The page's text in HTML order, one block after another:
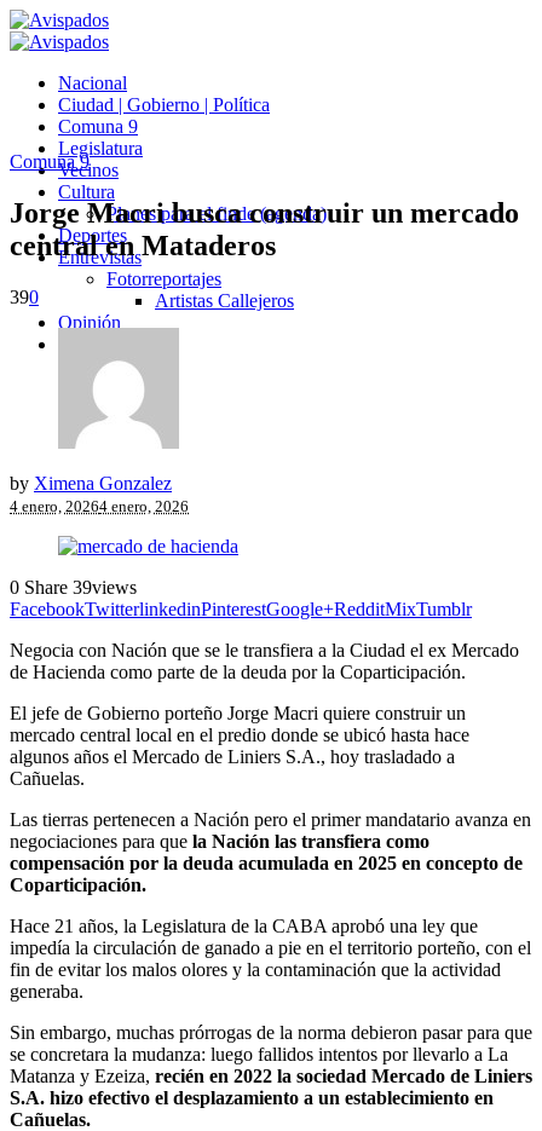
Nacional
Ciudad | Gobierno | Política
Comuna 9
Legislatura
Vecinos
Cultura
Planes para el finde (agenda)
Deportes
Entrevistas
Fotorreportajes
Artistas Callejeros
Opinión
Comuna 9
Jorge Macri busca construir un mercado
central en Mataderos
390
by Ximena Gonzalez
4 enero, 20264 enero, 2026
0 Share 39views
FacebookTwitterlinkedinPinterestGoogle+RedditMixTumblr
Negocia con Nación que se le transfiera a la Ciudad el ex Mercado
de Hacienda como parte de la deuda por la Coparticipación.
El jefe de Gobierno porteño Jorge Macri quiere construir un
mercado central local en el predio donde se ubicó hasta hace
algunos años el Mercado de Liniers S.A., hoy trasladado a
Cañuelas.
Las tierras pertenecen a Nación pero el primer mandatario avanza en
negociaciones para que la Nación las transfiera como
compensación por la deuda acumulada en 2025 en concepto de
Coparticipación.
Hace 21 años, la Legislatura de la CABA aprobó una ley que
impedía la circulación de ganado a pie en el territorio porteño, con el
fin de evitar los malos olores y la contaminación que la actividad
generaba.
Sin embargo, muchas prórrogas de la norma debieron pasar para que
se concretara la mudanza: luego fallidos intentos por llevarlo a La
Matanza y Ezeiza, recién en 2022 la sociedad Mercado de Liniers
S.A. hizo efectivo el desplazamiento a un establecimiento en
Cañuelas.